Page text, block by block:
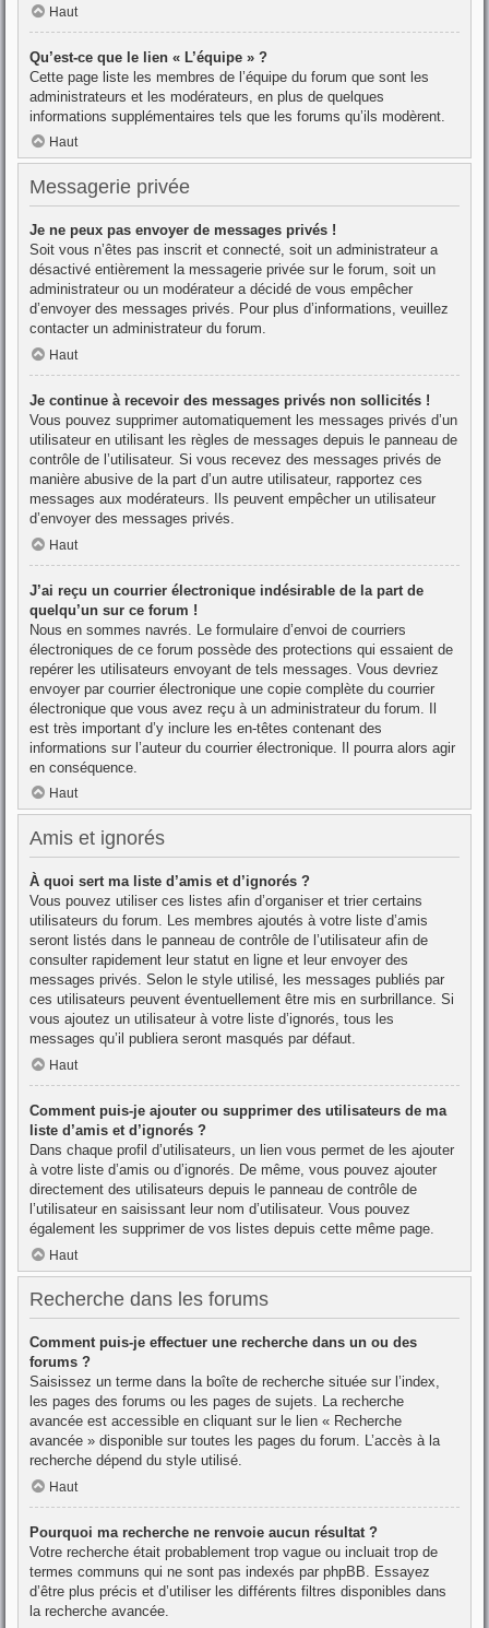
Haut
Qu’est-ce que le lien « L’équipe » ?
Cette page liste les membres de l’équipe du forum que sont les
administrateurs et les modérateurs, en plus de quelques
informations supplémentaires tels que les forums qu’ils modèrent.
Haut
Messagerie privée
Je ne peux pas envoyer de messages privés !
Soit vous n’êtes pas inscrit et connecté, soit un administrateur a
désactivé entièrement la messagerie privée sur le forum, soit un
administrateur ou un modérateur a décidé de vous empêcher
d’envoyer des messages privés. Pour plus d’informations, veuillez
contacter un administrateur du forum.
Haut
Je continue à recevoir des messages privés non sollicités !
Vous pouvez supprimer automatiquement les messages privés d’un
utilisateur en utilisant les règles de messages depuis le panneau de
contrôle de l’utilisateur. Si vous recevez des messages privés de
manière abusive de la part d’un autre utilisateur, rapportez ces
messages aux modérateurs. Ils peuvent empêcher un utilisateur
d’envoyer des messages privés.
Haut
J’ai reçu un courrier électronique indésirable de la part de
quelqu’un sur ce forum !
Nous en sommes navrés. Le formulaire d’envoi de courriers
électroniques de ce forum possède des protections qui essaient de
repérer les utilisateurs envoyant de tels messages. Vous devriez
envoyer par courrier électronique une copie complète du courrier
électronique que vous avez reçu à un administrateur du forum. Il
est très important d’y inclure les en-têtes contenant des
informations sur l’auteur du courrier électronique. Il pourra alors agir
en conséquence.
Haut
Amis et ignorés
À quoi sert ma liste d’amis et d’ignorés ?
Vous pouvez utiliser ces listes afin d’organiser et trier certains
utilisateurs du forum. Les membres ajoutés à votre liste d’amis
seront listés dans le panneau de contrôle de l’utilisateur afin de
consulter rapidement leur statut en ligne et leur envoyer des
messages privés. Selon le style utilisé, les messages publiés par
ces utilisateurs peuvent éventuellement être mis en surbrillance. Si
vous ajoutez un utilisateur à votre liste d’ignorés, tous les
messages qu’il publiera seront masqués par défaut.
Haut
Comment puis-je ajouter ou supprimer des utilisateurs de ma
liste d’amis et d’ignorés ?
Dans chaque profil d’utilisateurs, un lien vous permet de les ajouter
à votre liste d’amis ou d’ignorés. De même, vous pouvez ajouter
directement des utilisateurs depuis le panneau de contrôle de
l’utilisateur en saisissant leur nom d’utilisateur. Vous pouvez
également les supprimer de vos listes depuis cette même page.
Haut
Recherche dans les forums
Comment puis-je effectuer une recherche dans un ou des
forums ?
Saisissez un terme dans la boîte de recherche située sur l’index,
les pages des forums ou les pages de sujets. La recherche
avancée est accessible en cliquant sur le lien « Recherche
avancée » disponible sur toutes les pages du forum. L’accès à la
recherche dépend du style utilisé.
Haut
Pourquoi ma recherche ne renvoie aucun résultat ?
Votre recherche était probablement trop vague ou incluait trop de
termes communs qui ne sont pas indexés par phpBB. Essayez
d’être plus précis et d’utiliser les différents filtres disponibles dans
la recherche avancée.